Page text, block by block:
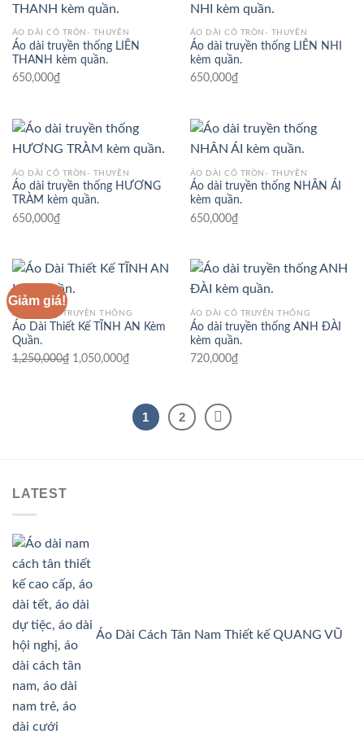
ÁO DÀI CỔ TRÒN- THUYỀN
Áo dài truyền thống LIÊN
THANH kèm quần.
650,000₫
ÁO DÀI CỔ TRÒN- THUYỀN
Áo dài truyền thống LIÊN NHI
kèm quần.
650,000₫
ÁO DÀI CỔ TRÒN- THUYỀN
Áo dài truyền thống HƯƠNG
TRÀM kèm quần.
650,000₫
ÁO DÀI CỔ TRÒN- THUYỀN
Áo dài truyền thống NHÂN ÁI
kèm quần.
650,000₫
Giảm giá!
ÁO DÀI CỔ TRUYỀN THỐNG
Áo Dài Thiết Kế TĨNH AN Kèm
Quần.
1,250,000₫ Giá
1,050,000₫Giá
là:
1,050,000₫.
ÁO DÀI CỔ TRUYỀN THỐNG
Áo dài truyền thống ANH ĐÀI
kèm quần.
720,000₫
1 2
LATEST
Áo Dài Cách Tân Nam Thiết kế QUANG VŨ